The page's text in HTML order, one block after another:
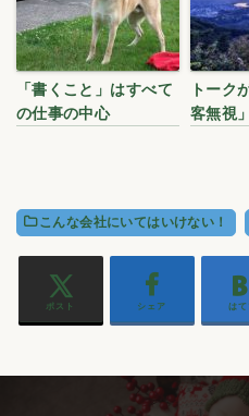
「書くこと」はすべて
の仕事の中心
トーク
客無視」
こんな会社にいてはいけない！
ポスト シェア は